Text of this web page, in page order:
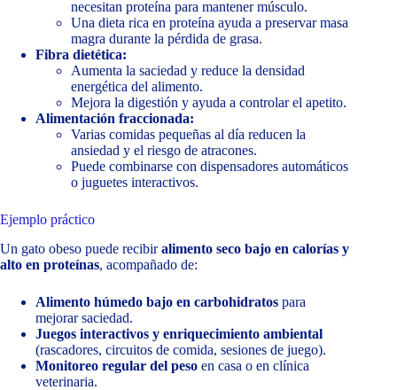
necesitan proteína para mantener músculo.
Una dieta rica en proteína ayuda a preservar masa
magra durante la pérdida de grasa.
Fibra dietética:
Aumenta la saciedad y reduce la densidad
energética del alimento.
Mejora la digestión y ayuda a controlar el apetito.
Alimentación fraccionada:
Varias comidas pequeñas al día reducen la
ansiedad y el riesgo de atracones.
Puede combinarse con dispensadores automáticos
o juguetes interactivos.
Ejemplo práctico
Un gato obeso puede recibiralimento seco bajo en calorías y
alto en proteínas, acompañado de:
Alimento húmedo bajo en carbohidratos para
mejorar saciedad.
Juegos interactivos y enriquecimiento ambiental
(rascadores, circuitos de comida, sesiones de juego).
Monitoreo regular del peso en casa o en clínica
veterinaria.